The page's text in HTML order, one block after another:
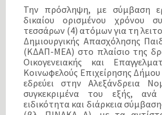
Την πρόσληψη, με σύμβαση
δικαίου ορισμένου χρόνου
τεσσάρων (4) ατόμων για τη
Δημιουργικής Απασχόλησης
(ΚΔΑΠ-ΜΕΑ) στο πλαίσιο της
Οικογενειακής και
Κοινωφελούς Επιχείρησης
εδρεύει στην Αλεξάνδρεια
συγκεκριμένα του εξής,
ειδικότητα και διάρκεια